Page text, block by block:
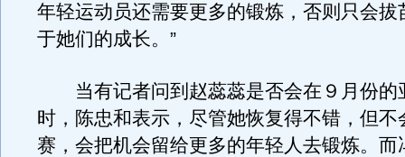
年轻运动员还需要更多的锻炼，否则只会拔
于她们的成长。”
当有记者问到赵蕊蕊是否会在９月份的
时，陈忠和表示，尽管她恢复得不错，但不
赛，会把机会留给更多的年轻人去锻炼。而